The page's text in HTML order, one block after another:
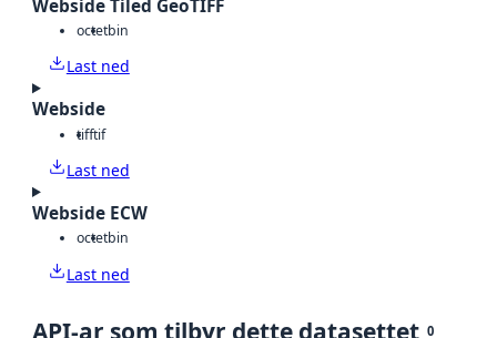
Webside Tiled GeoTIFF
octetbin
Last ned
Webside
tifftif
Last ned
Webside ECW
octetbin
Last ned
API-ar som tilbyr dette datasettet 0